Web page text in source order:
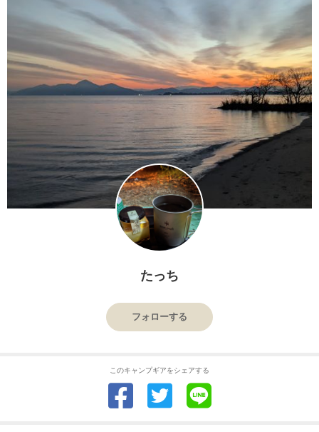
たっち
フォローする
このキャンプギアをシェアする